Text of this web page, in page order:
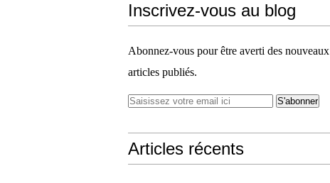
Inscrivez-vous au blog
Abonnez-vous pour être averti des nouveaux
articles publiés.
Articles récents